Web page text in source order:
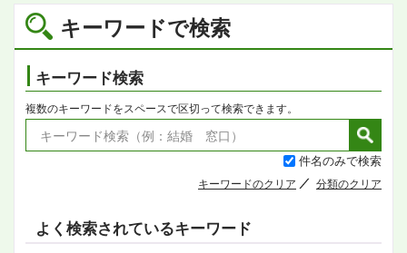
キーワードで検索
キーワード検索
複数のキーワードをスペースで区切って検索できます。
件名のみで検索
キーワードのクリア 分類のクリア
よく検索されているキーワード